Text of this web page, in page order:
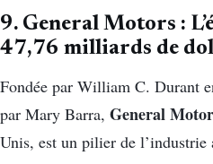
9. General Motors :
47,76 milliards de
Fondée par William C. Durant
par Mary Barra, General
Unis, est un pilier de l’industrie